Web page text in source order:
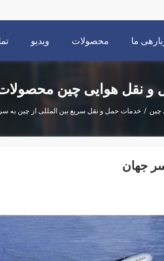
ما محصولات ویدیو
نقل هوایی چین
چین / خدمات حمل و نقل سریع بین المللی از چین به
جهان